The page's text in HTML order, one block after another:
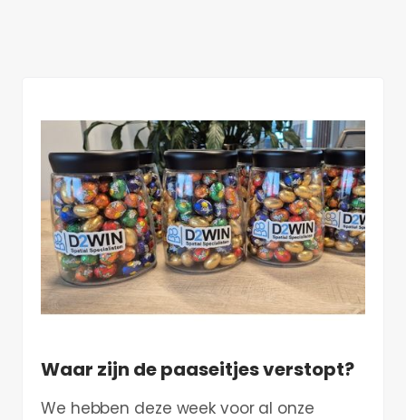
Waar zijn de paaseitjes verstopt?
We hebben deze week voor al onze